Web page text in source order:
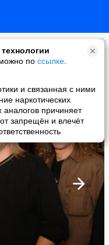
по ссылке
и связанная с ними
наркотических
аналогов причиняет
запрещён и влечёт